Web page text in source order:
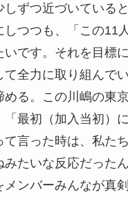
ずつ近づいている
しつつも、「この11
いです。それを目標
全力に取り組んでい
める。この川嶋の東
「最初（加入当初）
て言った時は、私た
みたいな反応だった
メンバーみんなが真